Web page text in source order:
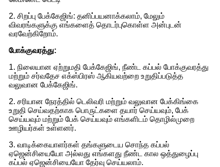
2. சிறப்பு பேக்கேஜிங்: தனிப்பயனாக்கலாம், மேலும்
விவரங்களுக்கு எங்களைத் தொடர்புகொள்ள அன்புடன்
வரவேற்கிறோம்.
போக்குவரத்து:
1. நிலையான ஏற்றுமதி பேக்கேஜிங், நீண்ட கப்பல் போக்குவரத்து
மற்றும் சர்வதேச எக்ஸ்பிரஸ் ஆகியவற்றை உறுதிப்படுத்த
வலுவான பேக்கேஜிங்.
2. சரியான நேரத்தில் டெலிவரி மற்றும் வலுவான பேக்கிங்கை
உறுதி செய்வதற்காக பொருட்களை தயார் செய்யவும், பேக்
செய்யவும் மற்றும் பேக் செய்யவும் எங்களிடம் தொழில்முறை
ஊழியர்கள் உள்ளனர்.
3. வாடிக்கையாளர்கள் தங்களுடைய சொந்த கப்பல்
ஏஜென்சியையோ அல்லது எங்களது நீண்ட கால ஒத்துழைப்பு
கப்பல் ஏஜென்சியையோ தேர்வு செய்யலாம்.